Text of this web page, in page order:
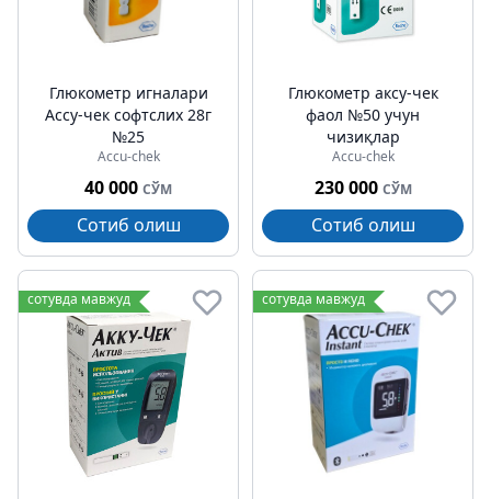
Глюкометр игналари
Аccу-чек софтcлих 28г
№25
Accu-chek
40 000 СЎМ
Сотиб олиш
Глюкометр акcу-чек
фаол №50 учун
чизиқлар
Accu-chek
230 000 СЎМ
Сотиб олиш
сотувда мавжуд сотувда мавжуд